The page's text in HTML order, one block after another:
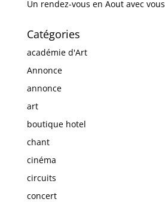
Un rendez-vous en Aout avec vous
Catégories
académie d'Art
Annonce
annonce
art
boutique hotel
chant
cinéma
circuits
concert